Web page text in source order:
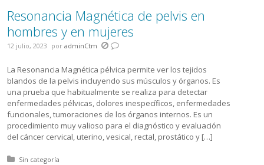
Resonancia Magnética de pelvis en
hombres y en mujeres
12 julio, 2023 por adminCtm
La Resonancia Magnética pélvica permite ver los tejidos
blandos de la pelvis incluyendo sus músculos y órganos. Es
una prueba que habitualmente se realiza para detectar
enfermedades pélvicas, dolores inespecíficos, enfermedades
funcionales, tumoraciones de los órganos internos. Es un
procedimiento muy valioso para el diagnóstico y evaluación
del cáncer cervical, uterino, vesical, rectal, prostático y […]
Posted in:
Sin categoría